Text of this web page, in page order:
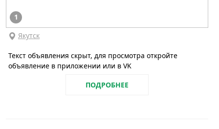
1
Якутск
Текст объявления скрыт, для просмотра откройте
объявление в приложении или в VK
ПОДРОБНЕЕ